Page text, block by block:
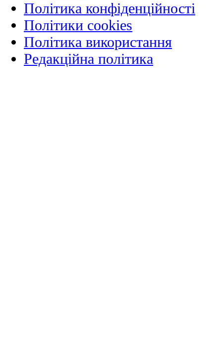
Політика конфіденційності
Політики cookies
Політика використання
Редакційна політика